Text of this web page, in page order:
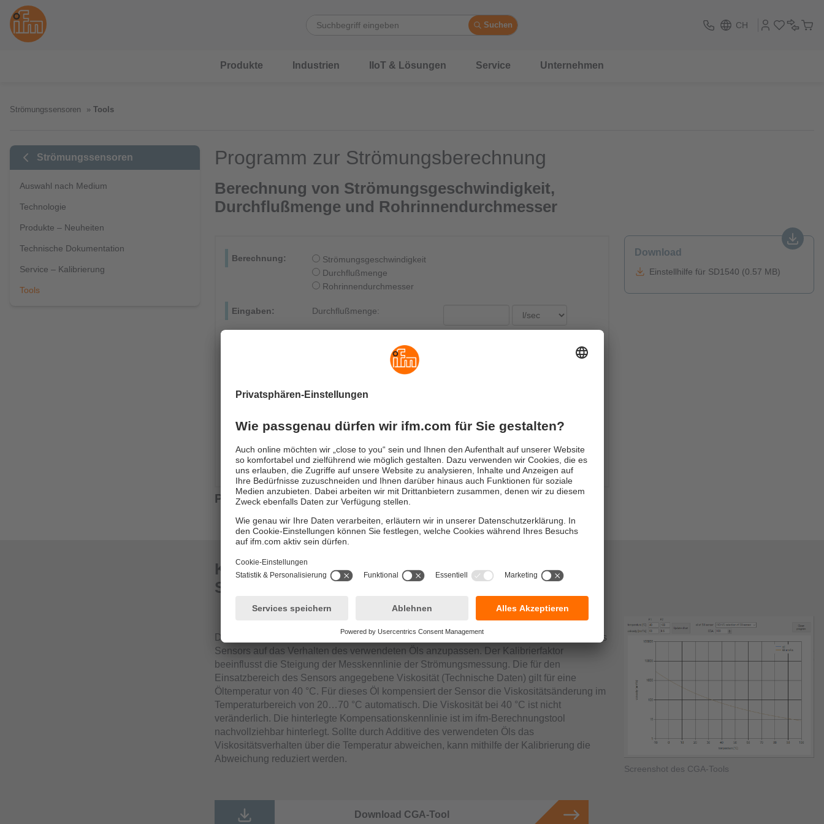
Suchen CH
Produkte Industrien IIoT & Lösungen Service Unternehmen
Strömungssensoren Tools
Strömungssensoren
Auswahl nach Medium
Technologie
Produkte – Neuheiten
Technische Dokumentation
Service – Kalibrierung
Tools
Programm zur Strömungsberechnung
Berechnung von Strömungsgeschwindigkeit,
Durchflußmenge und Rohrinnendurchmesser
Programmbeschreibung
Download
Einstellhilfe für SD1540 (0.57 MB)
Kalibrierung von Strömungssensoren der Baureihe
SB
Der Kalibrierfaktor [CGA] wird verwendet, um die Temperatur-Viskositätskompensation des
Sensors auf das Verhalten des verwendeten Öls anzupassen. Der Kalibrierfaktor
beeinflusst die Steigung der Messkennlinie der Strömungsmessung. Die für den
Einsatzbereich des Sensors angegebene Viskosität (Technische Daten) gilt für eine
Öltemperatur von 40 °C. Für dieses Öl kompensiert der Sensor die Viskositätsänderung im
Temperaturbereich von 20…70 °C automatisch. Die Viskosität bei 40 °C ist nicht
veränderlich. Die hinterlegte Kompensationskennlinie ist im ifm-Berechnungstool
nachvollziehbar hinterlegt. Sollte durch Additive des verwendeten Öls das
Viskositätsverhalten über die Temperatur abweichen, kann mithilfe der Kalibrierung die
Abweichung reduziert werden.
Download CGA-Tool
Screenshot des CGA-Tools